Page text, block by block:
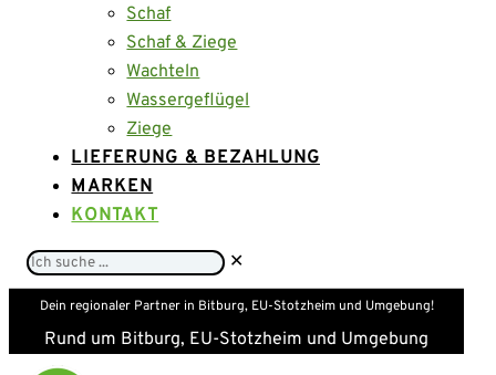
Schaf
Schaf & Ziege
Wachteln
Wassergeflügel
Ziege
LIEFERUNG & BEZAHLUNG
MARKEN
KONTAKT
Ich
suche
✕
Dein regionaler Partner in Bitburg, EU-Stotzheim und Umgebung!
Rund um Bitburg, EU-Stotzheim und Umgebung